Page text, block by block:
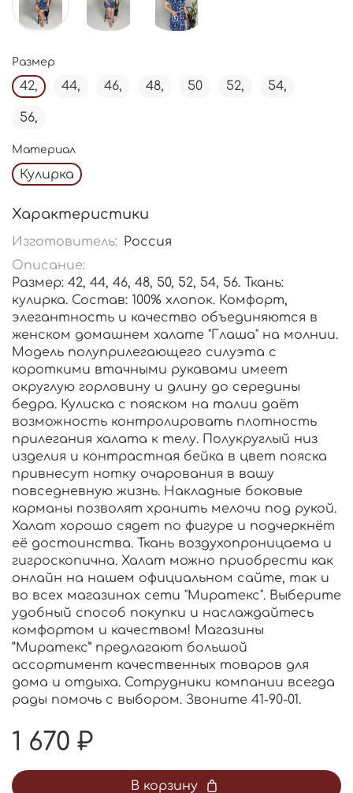
Размер
42, 44, 46, 48, 50 52, 54,
56,
Материал
Кулирка
Характеристики
Изготовитель: Россия
Описание:
Размер: 42, 44, 46, 48, 50, 52, 54, 56. Ткань:
кулирка. Состав: 100% хлопок. Комфорт,
элегантность и качество объединяются в
женском домашнем халате "Глаша" на молнии.
Модель полуприлегающего силуэта с
короткими втачными рукавами имеет
округлую горловину и длину до середины
бедра. Кулиска с пояском на талии даёт
возможность контролировать плотность
прилегания халата к телу. Полукруглый низ
изделия и контрастная бейка в цвет пояска
привнесут нотку очарования в вашу
повседневную жизнь. Накладные боковые
карманы позволят хранить мелочи под рукой.
Халат хорошо сядет по фигуре и подчеркнёт
её достоинства. Ткань воздухопроницаема и
гигроскопична. Халат можно приобрести как
онлайн на нашем официальном сайте, так и
во всех магазинах сети "Миратекс". Выберите
удобный способ покупки и наслаждайтесь
комфортом и качеством! Магазины
“Миратекс” предлагают большой
ассортимент качественных товаров для
дома и отдыха. Сотрудники компании всегда
рады помочь с выбором. Звоните 41-90-01.
1 670 ₽
В корзину